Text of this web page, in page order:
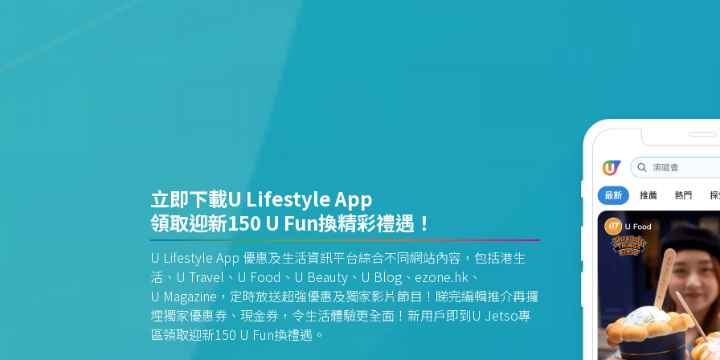
立即下載U Lifestyle App
領取迎新150 U Fun換精彩禮遇！
U Lifestyle App 優惠及生活資訊平台綜合不同網站內容，包括港生
活、U Travel、U Food、U Beauty、U Blog、ezone.hk、
U Magazine，定時放送超強優惠及獨家影片節目！睇完編輯推介再攞
埋獨家優惠券、現金券，令生活體驗更全面！新用戶即到U Jetso專
區領取迎新150 U Fun換禮遇。